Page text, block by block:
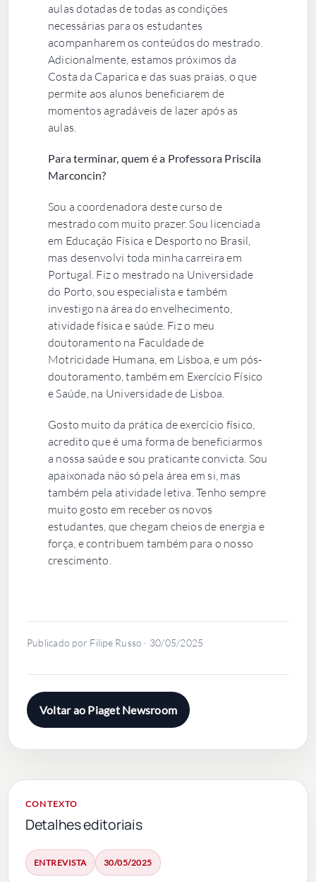
aulas dotadas de todas as condições
necessárias para os estudantes
acompanharem os conteúdos do mestrado.
Adicionalmente, estamos próximos da
Costa da Caparica e das suas praias, o que
permite aos alunos beneficiarem de
momentos agradáveis de lazer após as
aulas.
Para terminar, quem é a Professora Priscila
Marconcin?
Sou a coordenadora deste curso de
mestrado com muito prazer. Sou licenciada
em Educação Física e Desporto no Brasil,
mas desenvolvi toda minha carreira em
Portugal. Fiz o mestrado na Universidade
do Porto, sou especialista e também
investigo na área do envelhecimento,
atividade física e saúde. Fiz o meu
doutoramento na Faculdade de
Motricidade Humana, em Lisboa, e um pós-
doutoramento, também em Exercício Físico
e Saúde, na Universidade de Lisboa.
Gosto muito da prática de exercício físico,
acredito que é uma forma de beneficiarmos
a nossa saúde e sou praticante convicta. Sou
apaixonada não só pela área em si, mas
também pela atividade letiva. Tenho sempre
muito gosto em receber os novos
estudantes, que chegam cheios de energia e
força, e contribuem também para o nosso
crescimento.
Publicado por Filipe Russo · 30/05/2025
Voltar ao Piaget Newsroom
CONTEXTO
Detalhes editoriais
ENTREVISTA 30/05/2025